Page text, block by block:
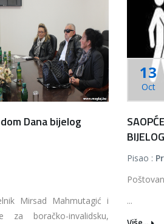
Dana bijelog
Mirsad Mahmutagić i
za boračko-invalidsku,
13
Oct
Pisao :
...